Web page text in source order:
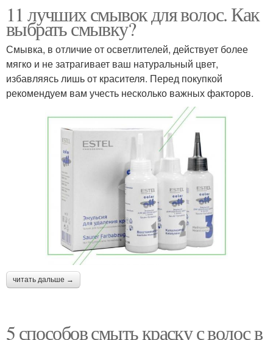
11 лучших смывок для волос. Как
выбрать смывку?
Смывка, в отличие от осветлителей, действует более
мягко и не затрагивает ваш натуральный цвет,
избавляясь лишь от красителя. Перед покупкой
рекомендуем вам учесть несколько важных факторов.
читать дальше →
5 способов смыть краску с волос в